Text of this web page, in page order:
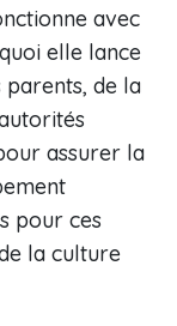
avec
elle lance
de la
assurer la
pour ces
la culture